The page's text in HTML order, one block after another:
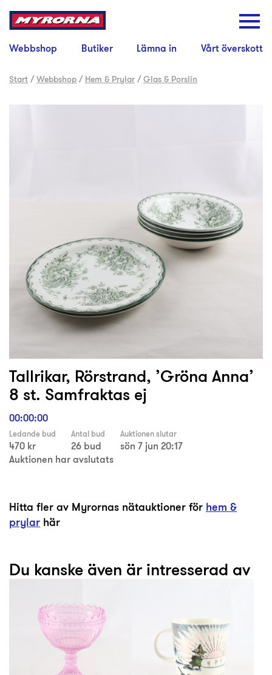
Webbshop Butiker Lämna in Vårt överskott
Start /Webbshop / Hem & Prylar /Glas & Porslin
Tallrikar, Rörstrand, ’Gröna Anna’
8 st. Samfraktas ej
00:00:00
Ledande bud
470 kr
Antal bud
26 bud
Auktionen slutar
sön 7 jun 20:17
Auktionen har avslutats
Hitta fler av Myrornas nätauktioner för hem &
prylar här
Du kanske även är intresserad av